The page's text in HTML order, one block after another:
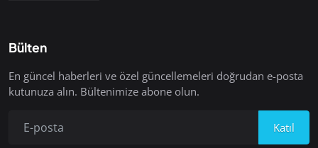
Bülten
En güncel haberleri ve özel güncellemeleri doğrudan e-posta
kutunuza alın. Bültenimize abone olun.
Katıl